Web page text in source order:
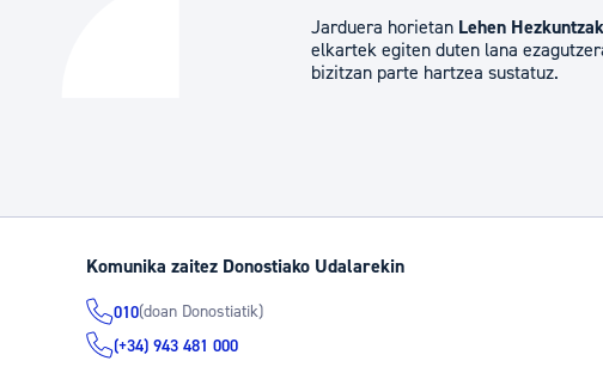
Jarduera horietan Lehen
elkartek egiten duten lana
bizitzan parte hartzea sustatuz.
Komunika zaitez Donostiako Udalarekin
010(doan Donostiatik)
(+34) 943 481 000